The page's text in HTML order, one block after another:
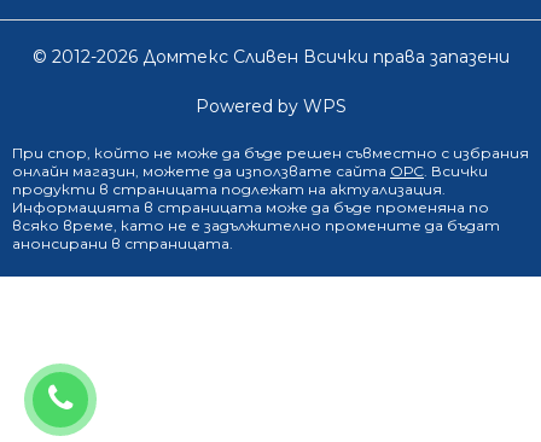
0888 249 719
© 2012-2026 Домтекс Сливен Всички права запазени
Powered by WPS
При спор, който не може да бъде решен съвместно с избрания
онлайн магазин, можете да използвате сайта ОРС. Всички
продукти в страницата подлежат на актуализация.
Информацията в страницата може да бъде променяна по
всяко време, като не е задължително промените да бъдат
анонсирани в страницата.